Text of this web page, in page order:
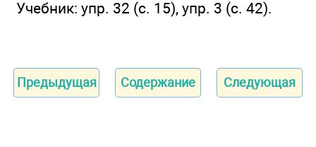
Учебник: упр. 32 (с. 15), упр. 3 (с. 42).
Предыдущая Содержание Следующая